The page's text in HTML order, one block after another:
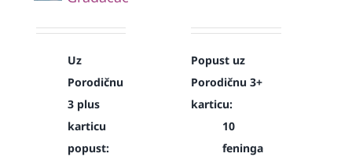
Uz
Porodičnu
3 plus
karticu
popust:
Popust uz
Porodičnu 3+
karticu:
10
feninga